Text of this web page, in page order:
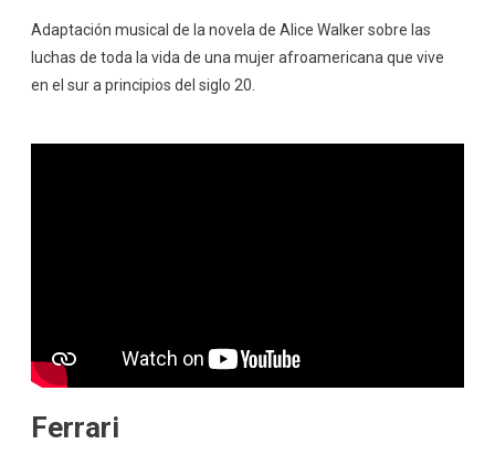
Adaptación musical de la novela de Alice Walker sobre las
luchas de toda la vida de una mujer afroamericana que vive
en el sur a principios del siglo 20.
Ferrari